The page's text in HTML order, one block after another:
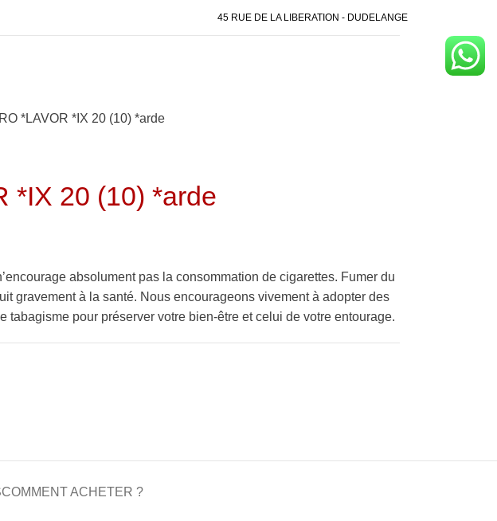
45 RUE DE LA LIBERATION - DUDELANGE
*LAVOR *IX 20 (10) *arde
*IX 20 (10) *arde
absolument pas la consommation de cigarettes. Fumer du
gravement à la santé. Nous encourageons vivement à adopter des
tabagisme pour préserver votre bien-être et celui de votre entourage.
COMMENT ACHETER ?